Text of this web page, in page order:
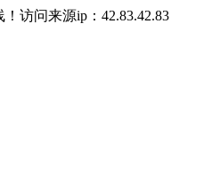
访问来源ip：42.83.42.83